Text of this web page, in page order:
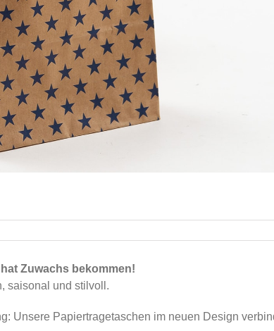
Zuwachs bekommen!
saisonal und stilvoll.
Unsere Papiertragetaschen im neuen Design